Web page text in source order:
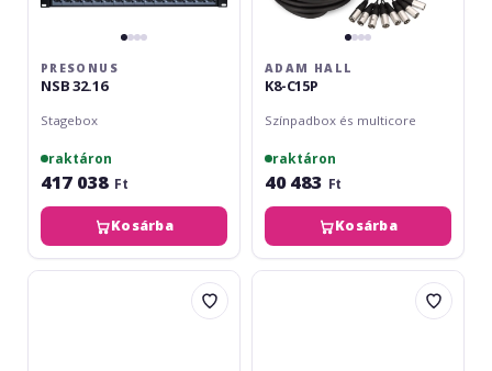
PRESONUS
NSB 32.16
Stagebox
raktáron
417 038 Ft
Kosárba
ADAM HALL
K8-C15P
Színpadbox és multicore
raktáron
40 483 Ft
Kosárba
Rode
Omnitronic